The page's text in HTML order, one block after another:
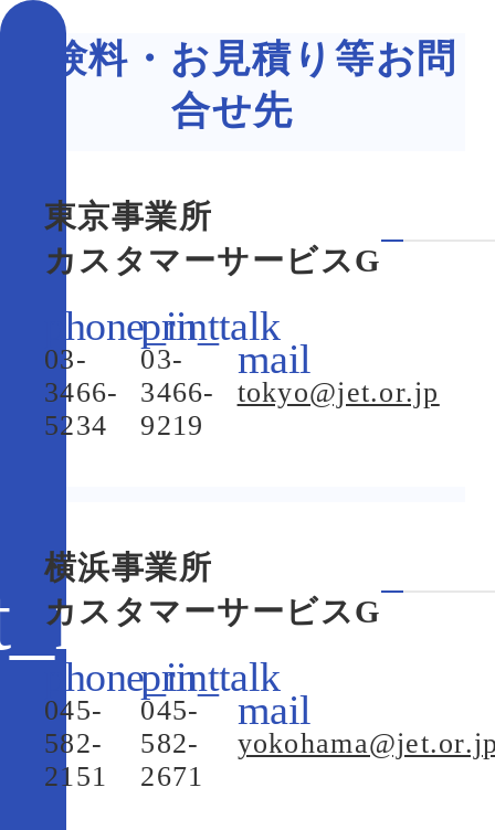
試験料・お見積り等お問
合せ先
東京事業所
カスタマーサービスG
03-
3466-
5234
03-
3466-
9219
tokyo@jet.or.jp
横浜事業所
カスタマーサービスG
045-
582-
2151
045-
582-
2671